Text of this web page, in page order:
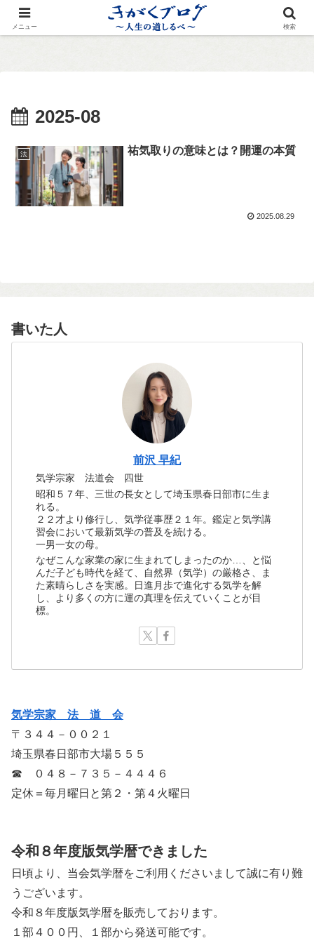
2025-08
法 祐気取りの意味とは？開運の本質
2025.08.29
書いた人
前沢 早紀
気学宗家 法道会 四世
昭和５７年、三世の長女として埼玉県春日部市に生ま
れる。
２２才より修行し、気学従事歴２１年。鑑定と気学講
習会において最新気学の普及を続ける。
一男一女の母。
なぜこんな家業の家に生まれてしまったのか…、と悩
んだ子ども時代を経て、自然界（気学）の厳格さ、ま
た素晴らしさを実感。日進月歩で進化する気学を解
し、より多くの方に運の真理を伝えていくことが目
標。
気学宗家 法 道 会
〒３４４－００２１
埼玉県春日部市大場５５５
☎ ０４８－７３５－４４４６
定休＝毎月曜日と第２・第４火曜日
令和８年度版気学暦できました
日頃より、当会気学暦をご利用くださいまして誠に有り難
うございます。
令和８年度版気学暦を販売しております。
１部４００円、１部から発送可能です。
メニュー 検索